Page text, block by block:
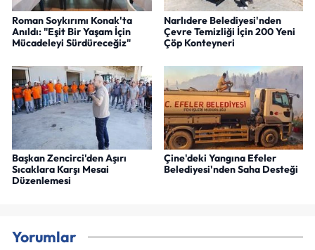
Roman Soykırımı Konak'ta
Anıldı: "Eşit Bir Yaşam İçin
Mücadeleyi Sürdüreceğiz"
Narlıdere Belediyesi'nden
Çevre Temizliği İçin 200 Yeni
Çöp Konteyneri
Başkan Zencirci'den Aşırı
Sıcaklara Karşı Mesai
Düzenlemesi
Çine'deki Yangına Efeler
Belediyesi'nden Saha Desteği
Yorumlar